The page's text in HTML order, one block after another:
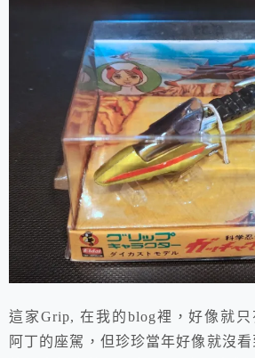
這家Grip, 在我的blog裡，好像就只
阿丁的座駕，但珍珍當年好像就沒